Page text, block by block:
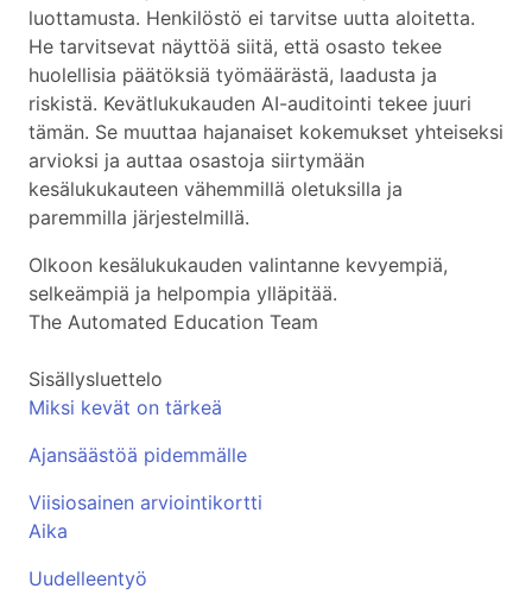
luottamusta. Henkilöstö ei tarvitse uutta aloitetta.
He tarvitsevat näyttöä siitä, että osasto tekee
huolellisia päätöksiä työmäärästä, laadusta ja
riskistä. Kevätlukukauden AI-auditointi tekee juuri
tämän. Se muuttaa hajanaiset kokemukset yhteiseksi
arvioksi ja auttaa osastoja siirtymään
kesälukukauteen vähemmillä oletuksilla ja
paremmilla järjestelmillä.
Olkoon kesälukukauden valintanne kevyempiä,
selkeämpiä ja helpompia ylläpitää.
The Automated Education Team
Sisällysluettelo
Miksi kevät on tärkeä
Ajansäästöä pidemmälle
Viisiosainen arviointikortti
Aika
Uudelleentyö